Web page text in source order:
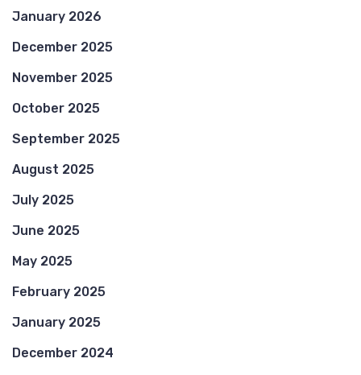
January 2026
December 2025
November 2025
October 2025
September 2025
August 2025
July 2025
June 2025
May 2025
February 2025
January 2025
December 2024